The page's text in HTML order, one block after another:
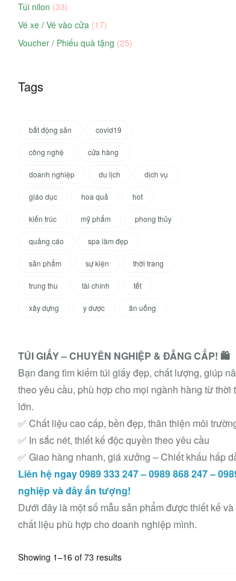
Túi nilon (33)
Vé xe / Vé vào cửa (17)
Voucher / Phiếu quà tặng (25)
Tags
bất động sản covid19
công nghệ cửa hàng
doanh nghiệp du lịch dịch vụ
giáo dục hoa quả hot
kiến trúc mỹ phẩm phong thủy
quảng cáo spa làm đẹp
sản phẩm sự kiện thời trang
trung thu tài chính tết
xây dựng y dược ăn uống
TÚI GIẤY – CHUYÊN NGHIỆP & ĐẲNG CẤP! 🛍️
Bạn đang tìm kiếm túi giấy đẹp, chất lượng, giúp
theo yêu cầu, phù hợp cho mọi ngành hàng từ
lớn.
✅ Chất liệu cao cấp, bền đẹp, thân thiện môi
✅ In sắc nét, thiết kế độc quyền theo yêu cầu
✅ Giao hàng nhanh, giá xưởng – Chiết khấu hấp
Liên hệ ngay 0989 333 247 – 0989 868 247 –
nghiệp và đầy ấn tượng!
Dưới đây là một số mẫu sản phẩm được thiết kế
chất liệu phù hợp cho doanh nghiệp mình.
Showing 1–16 of 73 results